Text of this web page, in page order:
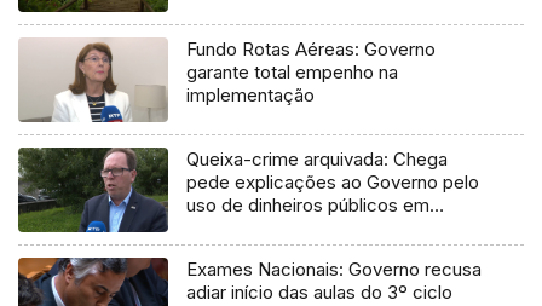
Fundo Rotas Aéreas: Governo
garante total empenho na
implementação
Queixa-crime arquivada: Chega
pede explicações ao Governo pelo
uso de dinheiros públicos em
Exames Nacionais: Governo recusa
adiar início das aulas do 3º ciclo